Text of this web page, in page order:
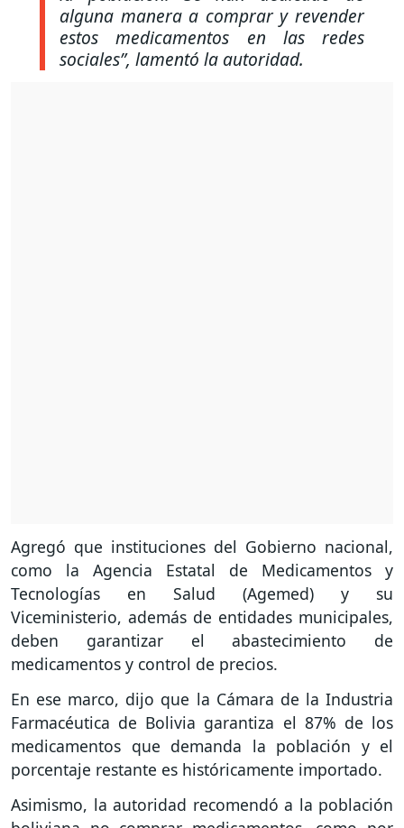
alguna manera a comprar y revender
estos medicamentos en las redes
sociales”, lamentó la autoridad.
Agregó que instituciones del Gobierno nacional,
como la Agencia Estatal de Medicamentos y
Tecnologías en Salud (Agemed) y su
Viceministerio, además de entidades municipales,
deben garantizar el abastecimiento de
medicamentos y control de precios.
En ese marco, dijo que la Cámara de la Industria
Farmacéutica de Bolivia garantiza el 87% de los
medicamentos que demanda la población y el
porcentaje restante es históricamente importado.
Asimismo, la autoridad recomendó a la población